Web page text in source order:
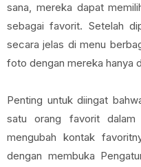
sana, mereka dapat
sebagai favorit. Setelah
secara jelas di menu
foto dengan mereka hanya
Penting untuk diingat
satu orang favorit
mengubah kontak
dengan membuka